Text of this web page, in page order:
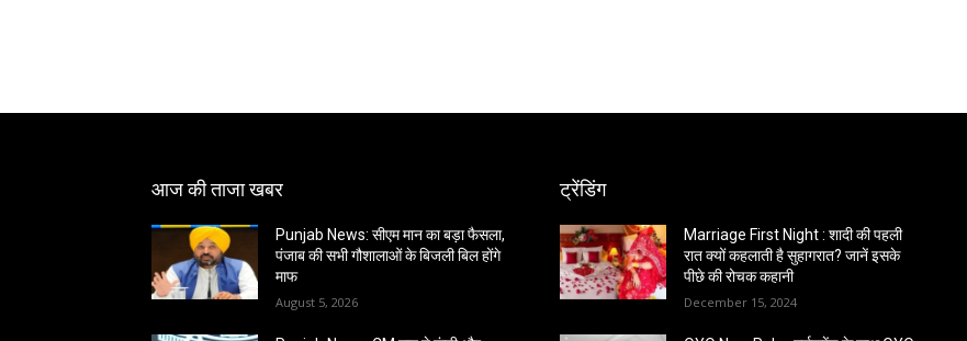
आज की ताजा खबर
Punjab News: सीएम मान का बड़ा फैसला,
पंजाब की सभी गौशालाओं के बिजली बिल होंगे
माफ
August 5, 2026
ट्रेंडिंग
Marriage First Night : शादी की पहली
रात क्यों कहलाती है सुहागरात? जानें इसके
पीछे की रोचक कहानी
December 15, 2024